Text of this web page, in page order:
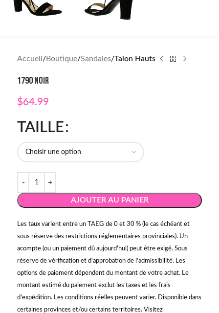
Accueil Boutique Sandales Talon Hauts
1790 NOIR
$64.99
TAILLE
AJOUTER AU PANIER
Les taux varient entre un TAEG de 0 et 30 % (le cas échéant et
sous réserve des restrictions réglementaires provinciales). Un
acompte (ou un paiement dû aujourd'hui) peut être exigé. Sous
réserve de vérification et d'approbation de l'admissibilité. Les
options de paiement dépendent du montant de votre achat. Le
montant estimé du paiement exclut les taxes et les frais
d'expédition. Les conditions réelles peuvent varier. Disponible dans
certaines provinces et/ou certains territoires. Visitez